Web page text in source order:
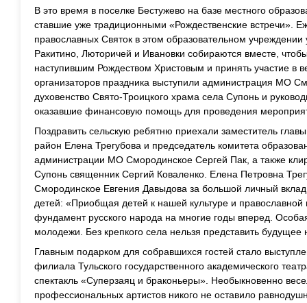
В это время в поселке Бестужево на базе местного
ставшие уже традиционными «Рождественские встречи».
православных Святок в этом образовательном
Ракитино, Люторичей и Ивановки собираются вместе,
наступившим Рождеством Христовым и принять участие в
организаторов праздника выступили администрация МО
духовенство Свято-Троицкого храма села Супонь и
оказавшие финансовую помощь для проведения
Поздравить сельскую ребятню приехали заместитель
район Елена Трегубова и председатель комитета
администрации МО Смородинское Сергей Пак, а также
Супонь священник Сергий Коваленко. Елена Петровна
Смородинское Евгения Давыдова за большой личный
детей: «Приобщая детей к нашей культуре и
фундамент русского народа на многие годы вперед.
молодежи. Без крепкого села нельзя представить
Главным подарком для собравшихся гостей стало
филиала Тульского государственного академического
спектакль «Суперзаяц и браконьеры». Необыкновенно
профессиональных артистов никого не оставило